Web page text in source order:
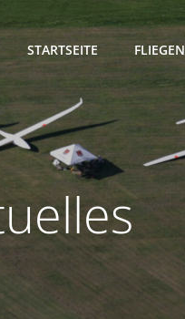
STARTSEITE FLIEGEN